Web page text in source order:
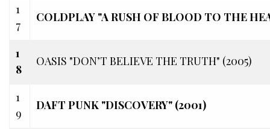
1
7
COLDPLAY "A RUSH OF BLOOD TO THE
1
8
OASIS "DON’T BELIEVE THE TRUTH" (2005)
1
9
DAFT PUNK "DISCOVERY" (2001)